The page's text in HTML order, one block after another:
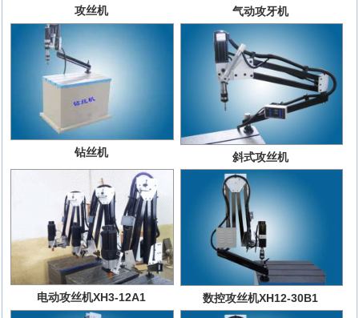
攻丝机 气动攻牙机
钻丝机 斜式攻丝机
电动攻丝机XH3-12A1 数控攻丝机XH12-30B1